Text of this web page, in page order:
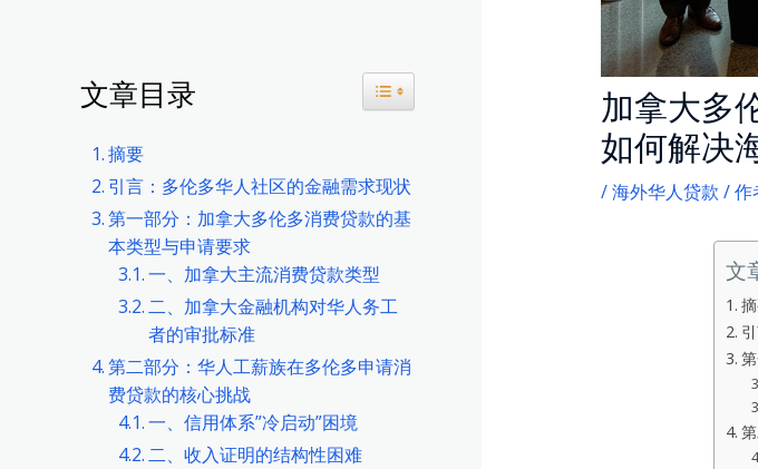
文章目录 Toggle Table of Content
摘要
引言：多伦多华人社区的金融需求现状
第一部分：加拿大多伦多消费贷款的基
本类型与申请要求
一、加拿大主流消费贷款类型
二、加拿大金融机构对华人务工
者的审批标准
第二部分：华人工薪族在多伦多申请消
费贷款的核心挑战
一、信用体系”冷启动”困境
二、收入证明的结构性困难
加拿大多
如何解决
/海外华人贷款 / 作
文